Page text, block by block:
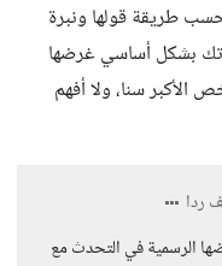
طريقة قولها ونبرة
بشكل أساسي غرضها
الأكبر سنا، ولا أفهم
ردا
الرسمية في التحدث مع